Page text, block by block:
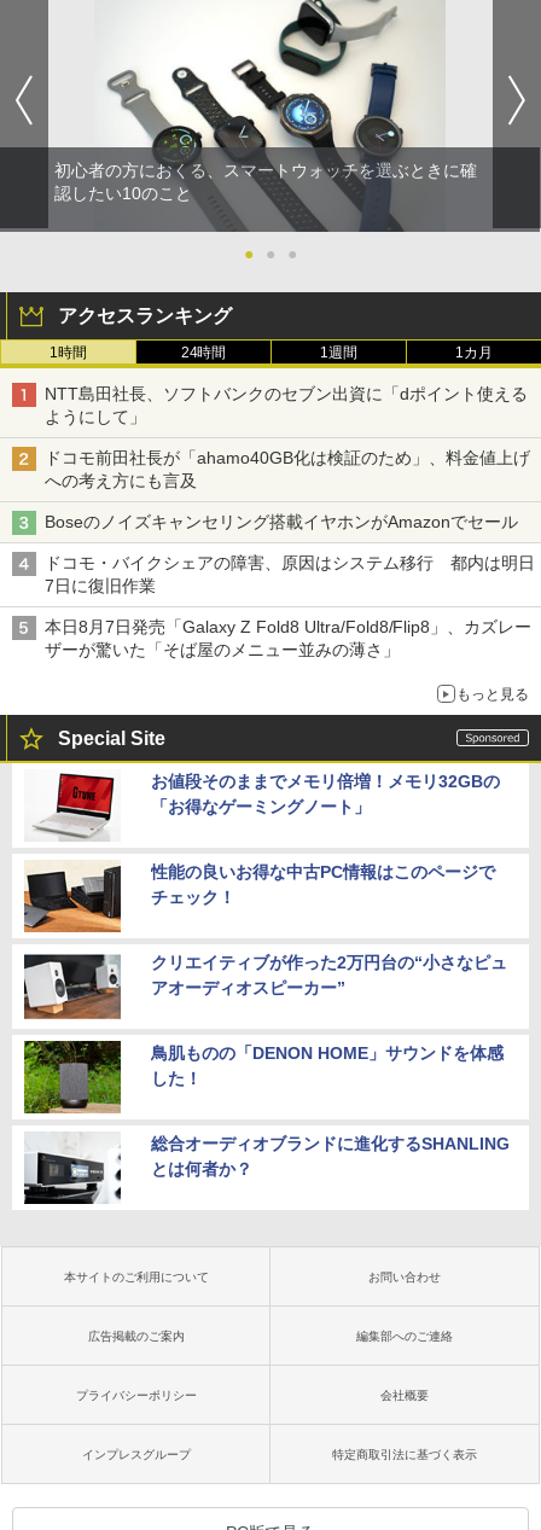
初心者の方におくる、スマートウォッチを選ぶときに確
認したい10のこと
● ● ●
アクセスランキング
1時間 24時間 1週間 1カ月
NTT島田社長、ソフトバンクのセブン出資に「dポイント使える
ようにして」
ドコモ前田社長が「ahamo40GB化は検証のため」、料金値上げ
への考え方にも言及
Boseのノイズキャンセリング搭載イヤホンがAmazonでセール
ドコモ・バイクシェアの障害、原因はシステム移行 都内は明日
7日に復旧作業
本日8月7日発売「Galaxy Z Fold8 Ultra/Fold8/Flip8」、カズレー
ザーが驚いた「そば屋のメニュー並みの薄さ」
もっと見る
Special Site
お値段そのままでメモリ倍増！メモリ32GBの
「お得なゲーミングノート」
性能の良いお得な中古PC情報はこのページで
チェック！
クリエイティブが作った2万円台の“小さなピュ
アオーディオスピーカー”
鳥肌ものの「DENON HOME」サウンドを体感
した！
総合オーディオブランドに進化するSHANLING
とは何者か？
本サイトのご利用について お問い合わせ
広告掲載のご案内 編集部へのご連絡
プライバシーポリシー 会社概要
インプレスグループ 特定商取引法に基づく表示